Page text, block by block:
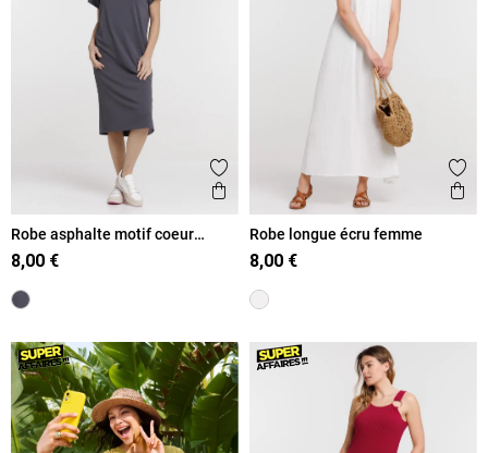
Ajouter aux favoris
Aperçu rapide
Robe asphalte motif coeur
femme
8,00 €
Robe longue écru femme
8,00 €